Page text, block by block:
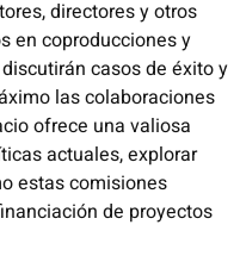
directores y otros
en coproducciones y
casos de éxito y
las colaboraciones
ofrece una valiosa
actuales, explorar
estas comisiones
de proyectos